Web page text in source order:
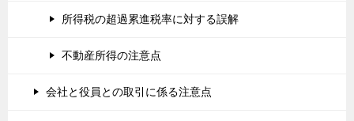
所得税の超過累進税率に対する誤解
不動産所得の注意点
会社と役員との取引に係る注意点